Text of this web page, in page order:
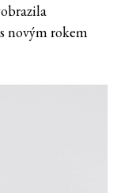
novým rokem